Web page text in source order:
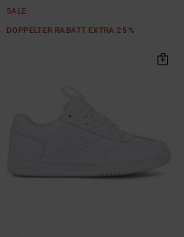
SALE
DOPPELTER RABATT EXTRA 25 %